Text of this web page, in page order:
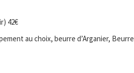
42€
au choix, beurre d’Arganier, Beurre